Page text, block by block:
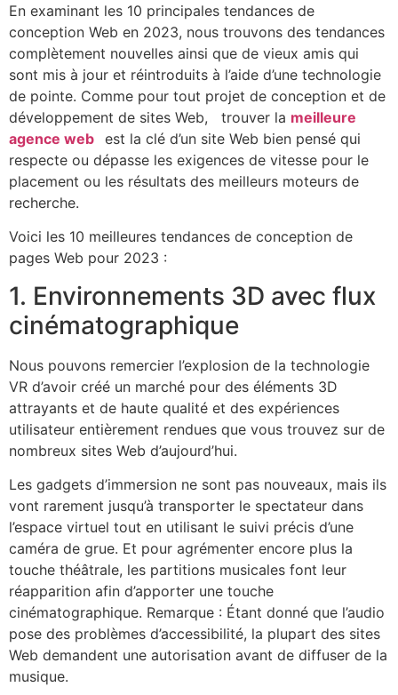
En examinant les 10 principales tendances de
conception Web en 2023, nous trouvons des tendances
complètement nouvelles ainsi que de vieux amis qui
sont mis à jour et réintroduits à l’aide d’une technologie
de pointe. Comme pour tout projet de conception et de
développement de sites Web, trouver la meilleure
agence web est la clé d’un site Web bien pensé qui
respecte ou dépasse les exigences de vitesse pour le
placement ou les résultats des meilleurs moteurs de
recherche.
Voici les 10 meilleures tendances de conception de
pages Web pour 2023 :
1. Environnements 3D avec flux
cinématographique
Nous pouvons remercier l’explosion de la technologie
VR d’avoir créé un marché pour des éléments 3D
attrayants et de haute qualité et des expériences
utilisateur entièrement rendues que vous trouvez sur de
nombreux sites Web d’aujourd’hui.
Les gadgets d’immersion ne sont pas nouveaux, mais ils
vont rarement jusqu’à transporter le spectateur dans
l’espace virtuel tout en utilisant le suivi précis d’une
caméra de grue. Et pour agrémenter encore plus la
touche théâtrale, les partitions musicales font leur
réapparition afin d’apporter une touche
cinématographique. Remarque : Étant donné que l’audio
pose des problèmes d’accessibilité, la plupart des sites
Web demandent une autorisation avant de diffuser de la
musique.